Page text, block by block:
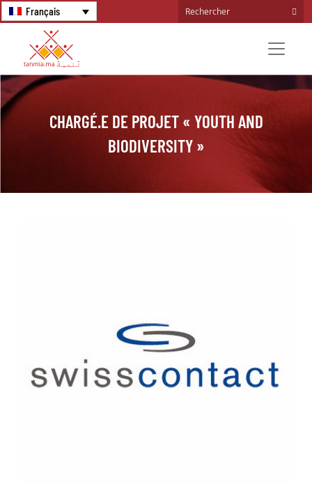
Français
CHARGÉ.E DE PROJET « YOUTH AND
BIODIVERSITY »